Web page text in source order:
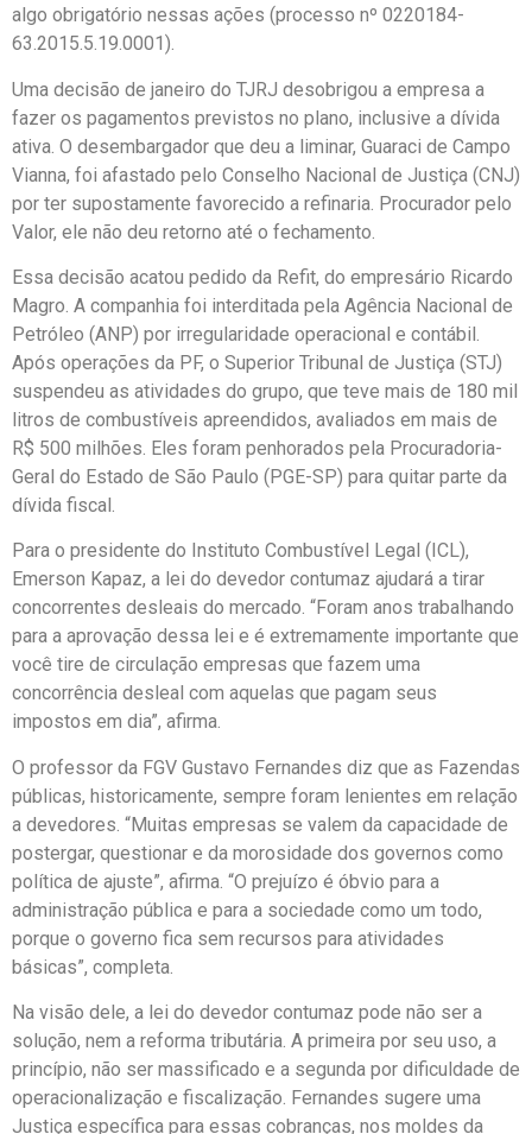
algo obrigatório nessas ações (processo nº 0220184-
63.2015.5.19.0001).
Uma decisão de janeiro do TJRJ desobrigou a empresa a
fazer os pagamentos previstos no plano, inclusive a dívida
ativa. O desembargador que deu a liminar, Guaraci de Campo
Vianna, foi afastado pelo Conselho Nacional de Justiça (CNJ)
por ter supostamente favorecido a refinaria. Procurador pelo
Valor, ele não deu retorno até o fechamento.
Essa decisão acatou pedido da Refit, do empresário Ricardo
Magro. A companhia foi interditada pela Agência Nacional de
Petróleo (ANP) por irregularidade operacional e contábil.
Após operações da PF, o Superior Tribunal de Justiça (STJ)
suspendeu as atividades do grupo, que teve mais de 180 mil
litros de combustíveis apreendidos, avaliados em mais de
R$ 500 milhões. Eles foram penhorados pela Procuradoria-
Geral do Estado de São Paulo (PGE-SP) para quitar parte da
dívida fiscal.
Para o presidente do Instituto Combustível Legal (ICL),
Emerson Kapaz, a lei do devedor contumaz ajudará a tirar
concorrentes desleais do mercado. “Foram anos trabalhando
para a aprovação dessa lei e é extremamente importante que
você tire de circulação empresas que fazem uma
concorrência desleal com aquelas que pagam seus
impostos em dia”, afirma.
O professor da FGV Gustavo Fernandes diz que as Fazendas
públicas, historicamente, sempre foram lenientes em relação
a devedores. “Muitas empresas se valem da capacidade de
postergar, questionar e da morosidade dos governos como
política de ajuste”, afirma. “O prejuízo é óbvio para a
administração pública e para a sociedade como um todo,
porque o governo fica sem recursos para atividades
básicas”, completa.
Na visão dele, a lei do devedor contumaz pode não ser a
solução, nem a reforma tributária. A primeira por seu uso, a
princípio, não ser massificado e a segunda por dificuldade de
operacionalização e fiscalização. Fernandes sugere uma
Justiça específica para essas cobranças, nos moldes da